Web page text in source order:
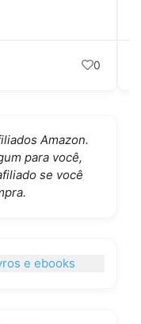
0
Amazon.
para você,
se você
e ebooks